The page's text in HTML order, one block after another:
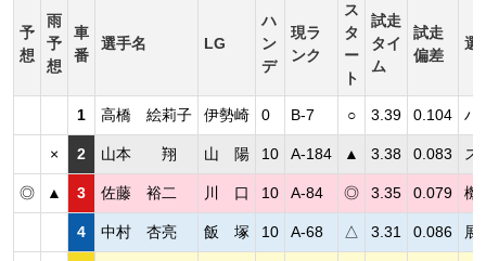
予
想
雨
予
想
車
番
選手名 LG
ハ
ン
デ
現ラ
ンク
ス
タ
ー
ト
試走
タイ
ム
試走
偏差
選
1 高橋 絵莉子 伊勢崎 0 B-7 ○ 3.39 0.104 ハ
× 2 山本 翔 山 陽 10 A-184 ▲ 3.38 0.083 ス
◎ ▲ 3 佐藤 裕二 川 口 10 A-84 ◎ 3.35 0.079 機
4 中村 杏亮 飯 塚 10 A-68 △ 3.31 0.086 展